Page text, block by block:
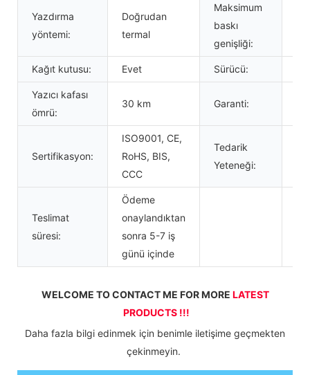
Yazdırma
yöntemi:
Doğrudan
termal
Maksimum
baskı
genişliği:
Kağıt kutusu: Evet Sürücü:
Yazıcı kafası
ömrü:
30 km Garanti:
Sertifikasyon:
ISO9001, CE,
RoHS, BIS,
CCC
Tedarik
Yeteneği:
Teslimat
süresi:
Ödeme
onaylandıktan
sonra 5-7 iş
günü içinde
WELCOME TO CONTACT ME FOR MORE LATEST
PRODUCTS !!!
çekinmeyin.